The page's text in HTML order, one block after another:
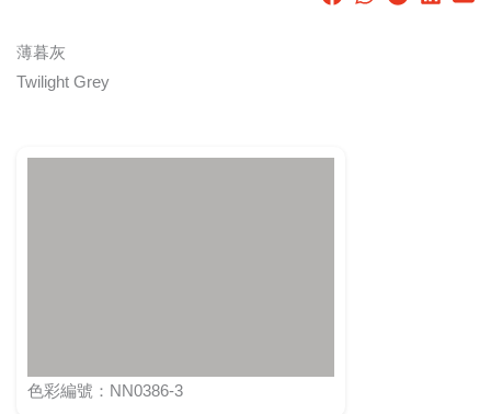
薄暮灰
Twilight Grey
色彩編號：NN0386-3